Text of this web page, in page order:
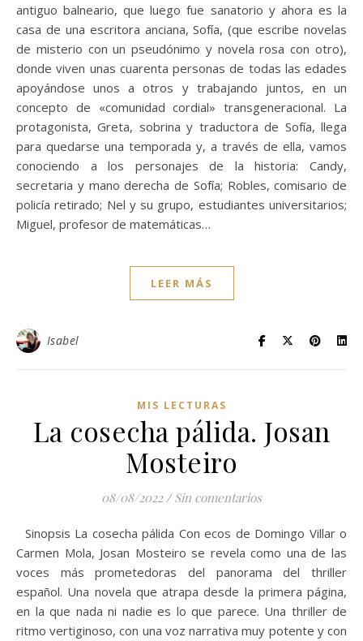
antiguo balneario, que luego fue sanatorio y ahora es la
casa de una escritora anciana, Sofía, (que escribe novelas
de misterio con un pseudónimo y novela rosa con otro),
donde viven unas cuarenta personas de todas las edades
apoyándose unos a otros y trabajando juntos, en un
concepto de «comunidad cordial» transgeneracional. La
protagonista, Greta, sobrina y traductora de Sofía, llega
para quedarse una temporada y, a través de ella, vamos
conociendo a los personajes de la historia: Candy,
secretaria y mano derecha de Sofía; Robles, comisario de
policía retirado; Nel y su grupo, estudiantes universitarios;
Miguel, profesor de matemáticas…
LEER MÁS
Isabel
MIS LECTURAS
La cosecha pálida. Josan
Mosteiro
08/08/2022 / Sin comentarios
Sinopsis La cosecha pálida Con ecos de Domingo Villar o
Carmen Mola, Josan Mosteiro se revela como una de las
voces más prometedoras del panorama del thriller
español. Una novela que atrapa desde la primera página,
en la que nada ni nadie es lo que parece. Una thriller de
ritmo vertiginoso, con una voz narrativa muy potente y con